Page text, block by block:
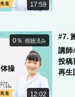
17:59
12:02
0％視聴済み
#7.
講師
投稿
再生